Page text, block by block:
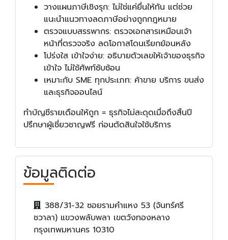
วางแผนภาษีเชิงรุก: ไม่ใช่แค่ยื่นให้ทัน แต่ช่วย
แนะนำแนวทางลดภาษีอย่างถูกกฎหมาย
ตรวจแบบสรรพากร: ตรวจเอกสารเหมือนเจ้า
หน้าที่ตรวจจริง ลดโอกาสโดนเรียกย้อนหลัง
โปร่งใส เข้าใจง่าย: อธิบายตัวเลขให้เจ้าของธุรกิจ
เข้าใจ ไม่ใช้ศัพท์ซับซ้อน
เหมาะกับ SME ทุกประเภท: ค้าขาย บริการ ขนส่ง
และธุรกิจออนไลน์
ทำบัญชีรายเดือนให้ถูก = ธุรกิจไม่สะดุดเมื่อถึงสิ้นปี
ปรึกษาผู้เชี่ยวชาญฟรี ก่อนตัดสินใจใช้บริการ
ข้อมูลติดต่อ
388/31-32 ซอยรามคำแหง 53 (จันทร์ศรี
ชวาลา) แขวงพลับพลา เขตวังทองหลาง
กรุงเทพมหานคร 10310